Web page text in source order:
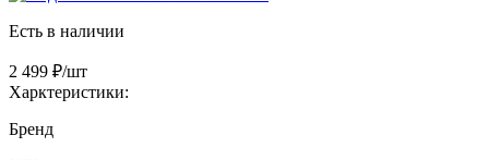
Есть в наличии
2 499 ₽/шт
Харктеристики:
Бренд